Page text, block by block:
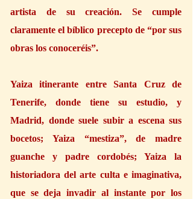
artista de su creación. Se cumple
claramente el bíblico precepto de “por sus
obras los conoceréis”.
Yaiza itinerante entre Santa Cruz de
Tenerife, donde tiene su estudio, y
Madrid, donde suele subir a escena sus
bocetos; Yaiza “mestiza”, de madre
guanche y padre cordobés; Yaiza la
historiadora del arte culta e imaginativa,
que se deja invadir al instante por los